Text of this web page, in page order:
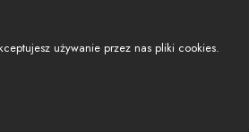
używanie przez nas pliki cookies.